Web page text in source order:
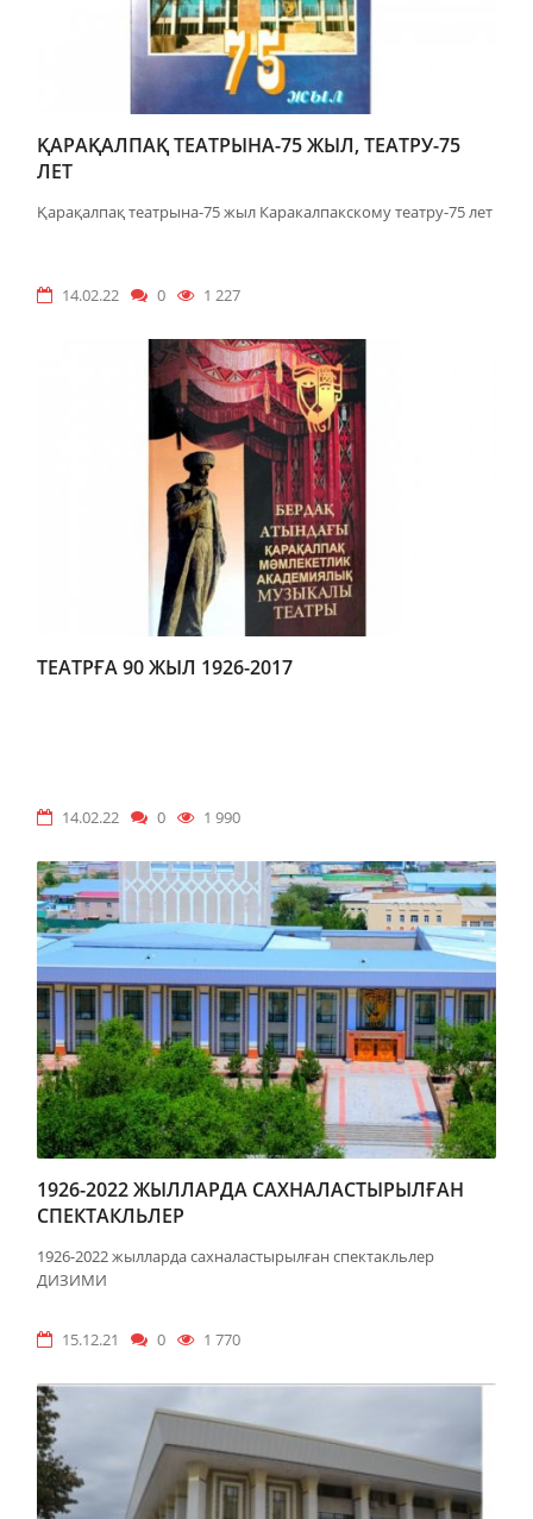
ҚАРАҚАЛПАҚ ТЕАТРЫНА-75 ЖЫЛ, ТЕАТРУ-75
ЛЕТ
Қарақалпақ театрына-75 жыл Каракалпакскому театру-75 лет
14.02.22 0 1 227
ТЕАТРҒА 90 ЖЫЛ 1926-2017
14.02.22 0 1 990
1926-2022 ЖЫЛЛАРДА САХНАЛАСТЫРЫЛҒАН
СПЕКТАКЛЬЛЕР
1926-2022 жылларда сахналастырылған спектакльлер
ДИЗИМИ
15.12.21 0 1 770